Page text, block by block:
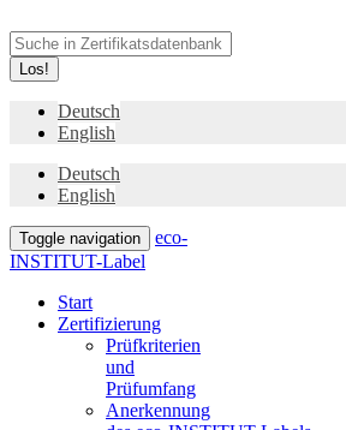
Los!
Deutsch
English
Deutsch
English
Toggle navigation
eco-
INSTITUT-Label
Start
Zertifizierung
Prüfkriterien
und
Prüfumfang
Anerkennung